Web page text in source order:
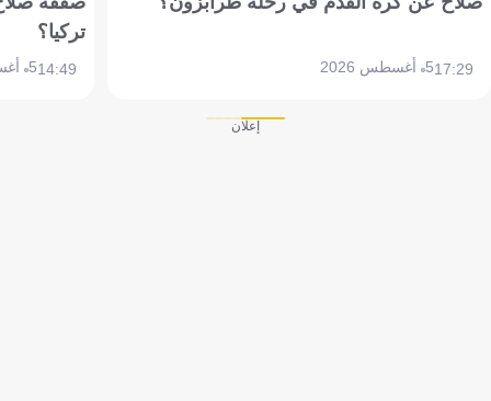
17:295 أغسطس 2026
تركيا؟
14:495 أغسطس 2026
إعلان